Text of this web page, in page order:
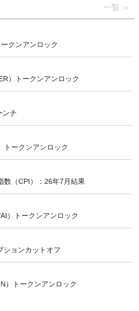
一覧
クンアンロック
）トークンアンロック
ンチ
トークンアンロック
数（CPI）：26年7月結果
）トークンアンロック
ションカットオフ
）トークンアンロック